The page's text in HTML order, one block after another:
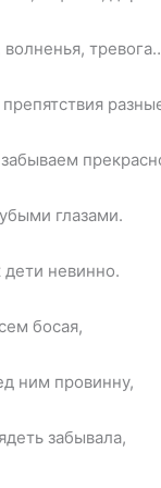
глазами.
невинно.
босая,
ним провинну,
забывала,